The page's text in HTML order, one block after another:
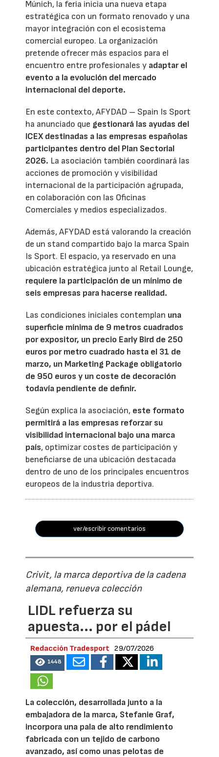
Múnich, la feria inicia una nueva etapa
estratégica con un formato renovado y una
mayor integración con el ecosistema
comercial europeo. La organización
pretende ofrecer más espacios para el
encuentro entre profesionales y adaptar el
evento a la evolución del mercado
internacional del deporte.
En este contexto, AFYDAD – Spain Is Sport
ha anunciado que gestionará las ayudas del
ICEX destinadas a las empresas españolas
participantes dentro del Plan Sectorial
2026. La asociación también coordinará las
acciones de promoción y visibilidad
internacional de la participación agrupada,
en colaboración con las Oficinas
Comerciales y medios especializados.
Además, AFYDAD está valorando la creación
de un stand compartido bajo la marca Spain
Is Sport. El espacio, ya reservado en una
ubicación estratégica junto al Retail Lounge,
requiere la participación de un mínimo de
seis empresas para hacerse realidad.
Las condiciones iniciales contemplan una
superficie mínima de 9 metros cuadrados
por expositor, un precio Early Bird de 250
euros por metro cuadrado hasta el 31 de
marzo, un Marketing Package obligatorio
de 950 euros y un coste de decoración
todavía pendiente de definir.
Según explica la asociación, este formato
permitirá a las empresas reforzar su
visibilidad internacional bajo una marca
país, optimizar costes de participación y
beneficiarse de una ubicación destacada
dentro de uno de los principales encuentros
europeos de la industria deportiva.
ver/escribir comentarios
Crivit, la marca deportiva de la cadena
alemana, renueva colección
LIDL refuerza su
apuesta... por el pádel
Redacción Tradesport 29/07/2026
1448
La colección, desarrollada junto a la
embajadora de la marca, Stefanie Graf,
incorpora una pala de alto rendimiento
fabricada con un tejido de carbono
avanzado, así como unas pelotas de